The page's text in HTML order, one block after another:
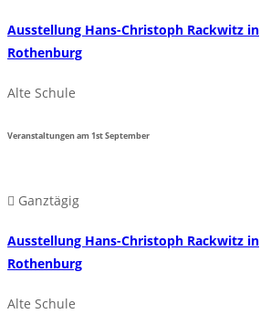
Ausstellung Hans-Christoph Rackwitz in
Rothenburg
Alte Schule
Veranstaltungen am1stSeptember
Ganztägig
Ausstellung Hans-Christoph Rackwitz in
Rothenburg
Alte Schule